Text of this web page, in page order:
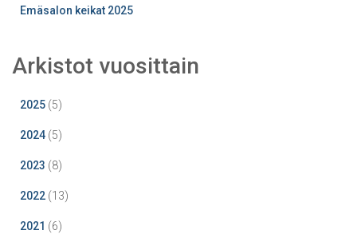
Emäsalon keikat 2025
Arkistot vuosittain
2025 (5)
2024 (5)
2023 (8)
2022 (13)
2021 (6)